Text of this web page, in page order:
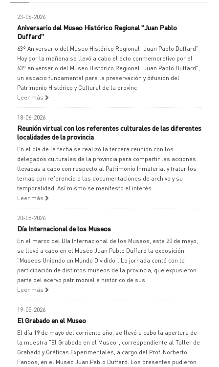
23-06-2026
Aniversario del Museo Histórico Regional "Juan Pablo
Duffard"
63º Aniversario del Museo Histórico Regional "Juan Pablo Duffard"
Hoy por la mañana se llevó a cabo el acto conmemorativo por el
63º aniversario del Museo Histórico Regional "Juan Pablo Duffard",
un espacio fundamental para la preservación y difusión del
Patrimonio Histórico y Cultural de la provinc
Leer más
18-06-2026
Reunión virtual con los referentes culturales de las diferentes
localidades de la provincia
En el día de la fecha se realizó la tercera reunión con los
delegados culturales de la provincia para compartir las acciones
llevadas a cabo con respecto al Patrimonio Inmaterial y tratar los
temas con referencia a las documentaciones de archivo y su
temporalidad. Así mismo se manifesto el interés
Leer más
20-05-2026
Día Internacional de los Museos
En el marco del Día Internacional de los Museos, este 20 de mayo,
se llevó a cabo en el Museo Juan Pablo Duffard la exposición
"Museos Uniendo un Mundo Dividido". La jornada contó con la
participación de distintos museos de la provincia, que expusieron
parte del acervo patrimonial e histórico de sus
Leer más
19-05-2026
El Grabado en el Museo
El día 19 de mayo del corriente año, se llevó a cabo la apertura de
la muestra "El Grabado en el Museo", correspondiente al Taller de
Grabado y Gráficas Experimentales, a cargo del Prof. Norberto
Fandos, en el Museo Juan Pablo Duffard. Los presentes pudieron